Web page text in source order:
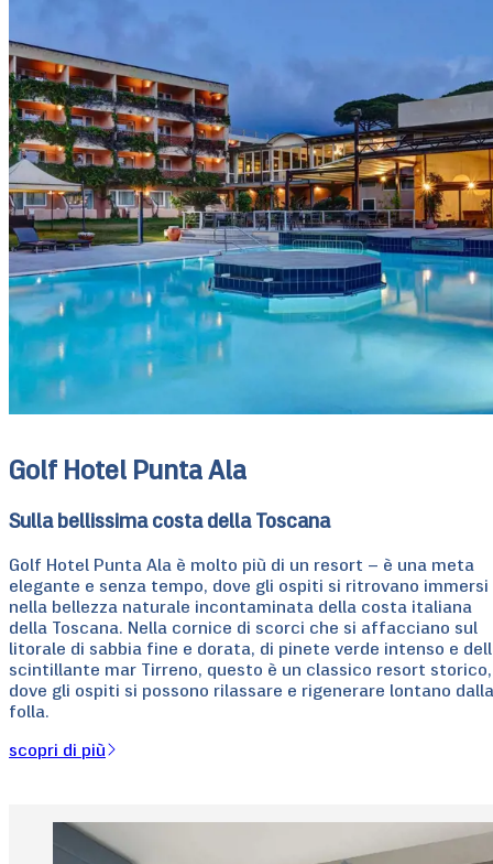
Golf Hotel Punta Ala
Sulla bellissima costa della Toscana
Golf Hotel Punta Ala è molto più di un resort – è una meta
elegante e senza tempo, dove gli ospiti si ritrovano immersi
nella bellezza naturale incontaminata della costa italiana
della Toscana. Nella cornice di scorci che si affacciano sul
litorale di sabbia fine e dorata, di pinete verde intenso e
scintillante mar Tirreno, questo è un classico resort storico,
dove gli ospiti si possono rilassare e rigenerare lontano dalla
folla.
scopri di più